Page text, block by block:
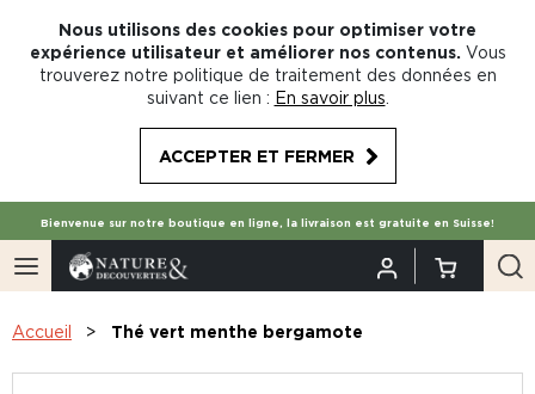
Nous utilisons des cookies pour optimiser votre
expérience utilisateur et améliorer nos contenus. Vous
trouverez notre politique de traitement des données en
suivant ce lien : En savoir plus
ACCEPTER ET FERMER
Bienvenue sur notre boutique en ligne, la livraison est gratuite en Suisse!
Accueil Thé vert menthe bergamote